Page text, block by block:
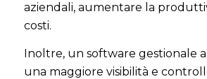
aziendali, aumentare la
costi.
Inoltre, un software gestionale
una maggiore visibilità e